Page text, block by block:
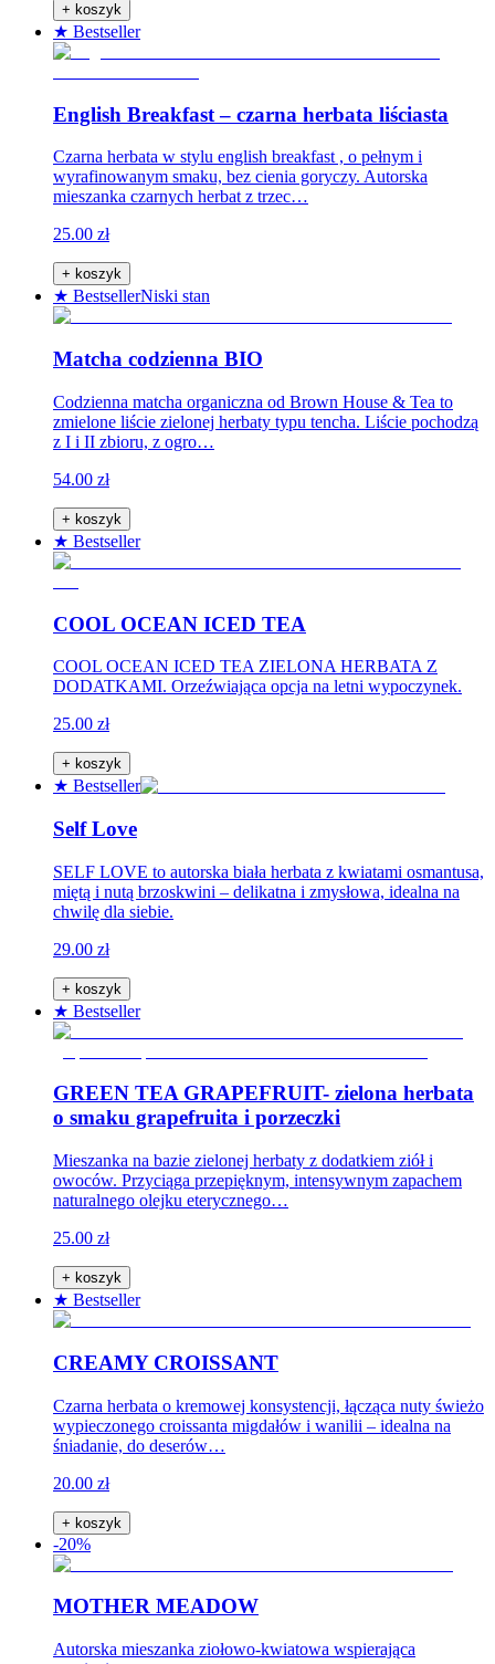
+ koszyk
★ Bestseller
English Breakfast – czarna herbata liściasta
Czarna herbata w stylu english breakfast , o pełnym i
wyrafinowanym smaku, bez cienia goryczy. Autorska
mieszanka czarnych herbat z trzec…
25.00 zł
+ koszyk
★ BestsellerNiski stan
Matcha codzienna BIO
Codzienna matcha organiczna od Brown House & Tea to
zmielone liście zielonej herbaty typu tencha. Liście pochodzą
z I i II zbioru, z ogro…
54.00 zł
+ koszyk
★ Bestseller
COOL OCEAN ICED TEA
COOL OCEAN ICED TEA ZIELONA HERBATA Z
DODATKAMI. Orzeźwiająca opcja na letni wypoczynek.
25.00 zł
+ koszyk
★ Bestseller
Self Love
SELF LOVE to autorska biała herbata z kwiatami osmantusa,
miętą i nutą brzoskwini – delikatna i zmysłowa, idealna na
chwilę dla siebie.
29.00 zł
+ koszyk
★ Bestseller
GREEN TEA GRAPEFRUIT- zielona herbata
o smaku grapefruita i porzeczki
Mieszanka na bazie zielonej herbaty z dodatkiem ziół i
owoców. Przyciąga przepięknym, intensywnym zapachem
naturalnego olejku eterycznego…
25.00 zł
+ koszyk
★ Bestseller
CREAMY CROISSANT
Czarna herbata o kremowej konsystencji, łącząca nuty świeżo
wypieczonego croissanta migdałów i wanilii – idealna na
śniadanie, do deserów…
20.00 zł
+ koszyk
-20%
MOTHER MEADOW
Autorska mieszanka ziołowo-kwiatowa wspierająca